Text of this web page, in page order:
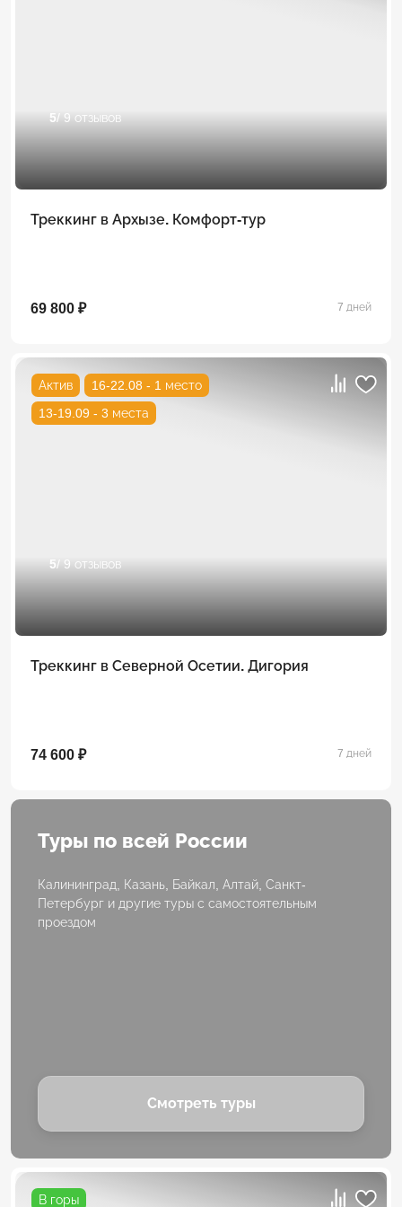
5/ 9 отзывов
Треккинг в Архызе. Комфорт-тур
69 800 ₽ 7 дней
Актив
16-22.08 - 1 место
13-19.09 - 3 места
5/ 9 отзывов
Треккинг в Северной Осетии. Дигория
74 600 ₽ 7 дней
Туры по всей России
Калининград, Казань, Байкал, Алтай, Санкт-
Петербург и другие туры с самостоятельным
проездом
Смотреть туры
В горы